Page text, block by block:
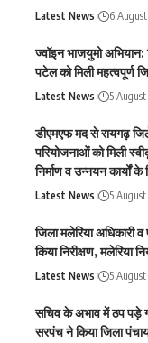
Latest News 6
ज्वॉइन भाजयुमो अभियान:
पटेल को मिली महत्वपूर्ण
Latest News 5
डीएमएफ मद से रायगढ़
परियोजनाओं को मिली
निर्माण व उन्नयन कार्यों
Latest News 5
जिला मलेरिया अधिकारी
किया निरीक्षण, मलेरिया
Latest News 5
सचिव के अभाव में ठप पड़े
सरपंच ने किया जिला